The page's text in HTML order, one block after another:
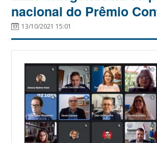
nacional do Prêmio
13/10/2021 15:01